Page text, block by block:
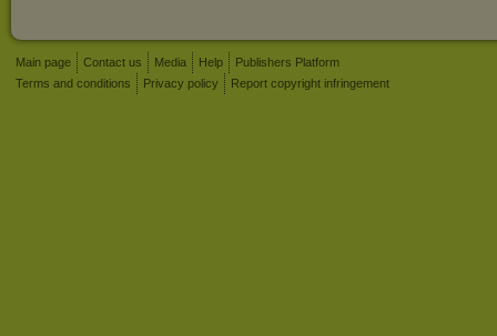
Main page Contact us Media Help
Publishers Platform
Terms and conditions
Privacy policy Report copyright infringement